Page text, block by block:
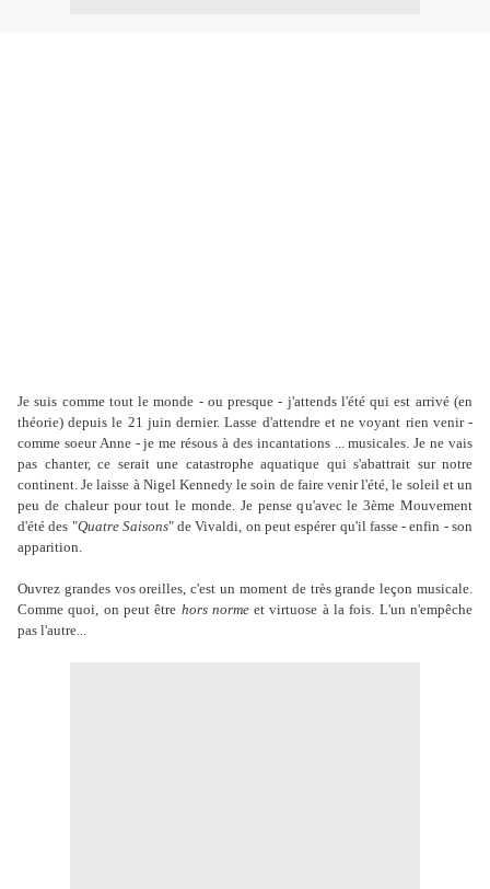
Je suis comme tout le monde - ou presque - j'attends l'été qui est arrivé (en
théorie) depuis le 21 juin dernier. Lasse d'attendre et ne voyant rien venir -
comme soeur Anne - je me résous à des incantations ... musicales. Je ne vais
pas chanter, ce serait une catastrophe aquatique qui s'abattrait sur notre
continent. Je laisse à Nigel Kennedy le soin de faire venir l'été, le soleil et un
peu de chaleur pour tout le monde. Je pense qu'avec le 3ème Mouvement
d'été des "Quatre Saisons" de Vivaldi, on peut espérer qu'il fasse - enfin - son
apparition.
Ouvrez grandes vos oreilles, c'est un moment de très grande leçon musicale.
Comme quoi, on peut être hors normeet virtuose à la fois. L'un n'empêche
pas l'autre...